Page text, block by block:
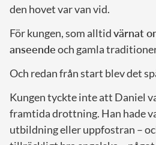
den hovet var van vid.
För kungen, som alltidvärnat
anseendeoch gamla
Och redan från start blev det
Kungen tyckte inte att Daniel
framtida drottning. Han hade
utbildning eller uppfostran –